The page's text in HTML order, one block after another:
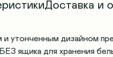
Доставка и
утонченным дизайном
ящика для хранения